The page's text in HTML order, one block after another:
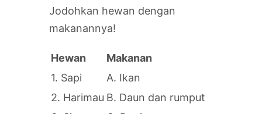
Jodohkan hewan dengan
makanannya!
Hewan
Makanan
1. Sapi
A. Ikan
2. Harimau B. Daun dan rumput